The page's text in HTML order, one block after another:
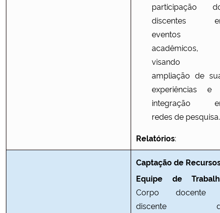
participação
discentes
eventos
acadêmicos,
visando
ampliação de
experiências e
integração
redes de pesquisa.
Relatórios:
Captação de
Equipe de
Corpo docente
discente